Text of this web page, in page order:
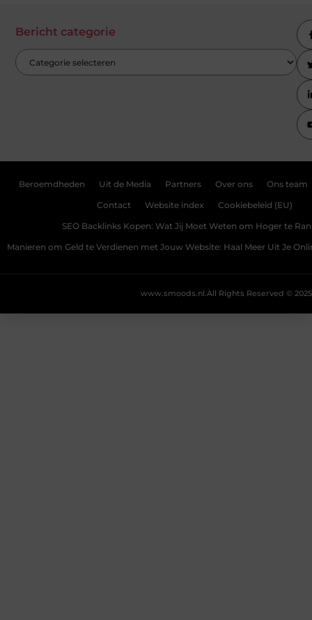
Bericht categorie
Beroemdheden Uit de Media Partners Over ons Ons team
Contact Website index Cookiebeleid (EU)
SEO Backlinks Kopen: Wat Jij Moet Weten om Hoger te
Manieren om Geld te Verdienen met Jouw Website: Haal Meer Uit Je
All Rights Reserved © 2025
www.smoods.nl.